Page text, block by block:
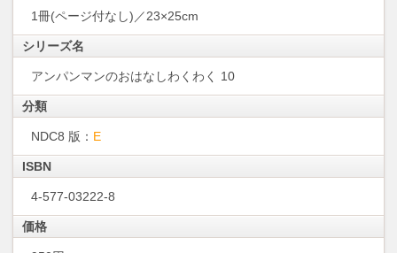
1冊(ページ付なし)／23×25cm
シリーズ名
アンパンマンのおはなしわくわく 10
分類
NDC8 版： E
ISBN
4-577-03222-8
価格